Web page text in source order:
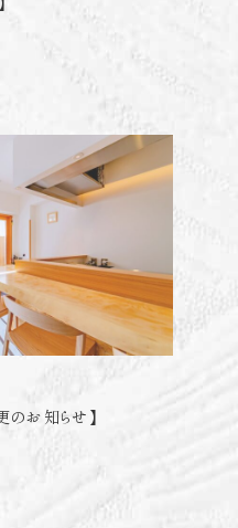
のお知らせ】